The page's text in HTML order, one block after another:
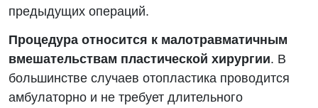
предыдущих операций.
Процедура относится к малотравматичным
вмешательствам пластической хирургии. В
большинстве случаев отопластика проводится
амбулаторно и не требует длительного